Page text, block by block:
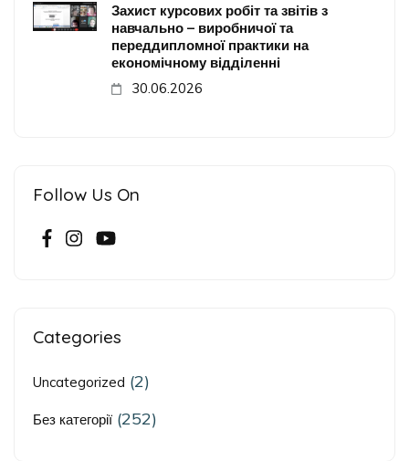
Захист курсових робіт та звітів з
навчально – виробничої та
переддипломної практики на
економічному відділенні
30.06.2026
Follow Us On
Categories
Uncategorized (2)
Без категорії (252)